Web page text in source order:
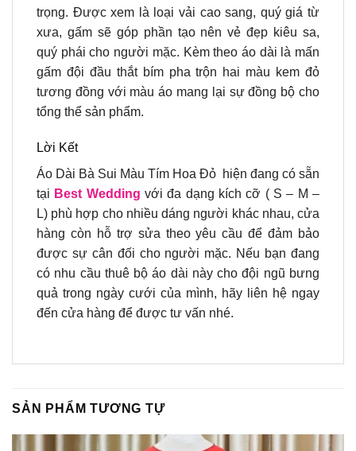
trọng. Được xem là loại vải cao sang, quý giá từ
xưa, gấm sẽ góp phần tạo nên vẻ đẹp kiêu sa,
quý phái cho người mặc. Kèm theo áo dài là mấn
gấm đội đầu thắt bím pha trộn hai màu kem đỏ
tương đồng với màu áo mang lại sự đồng bộ cho
tổng thể sản phẩm.
Lời Kết
Áo Dài Bà Sui Màu Tím Hoa Đỏ hiện đang có sẵn
tại Best Wedding với đa dạng kích cỡ ( S – M –
L) phù hợp cho nhiều dáng người khác nhau, cửa
hàng còn hỗ trợ sửa theo yêu cầu để đảm bảo
được sự cân đối cho người mặc. Nếu bạn đang
có nhu cầu thuê bộ áo dài này cho đội ngũ bưng
quả trong ngày cưới của mình, hãy liên hệ ngay
đến cửa hàng để được tư vấn nhé.
SẢN PHẨM TƯƠNG TỰ